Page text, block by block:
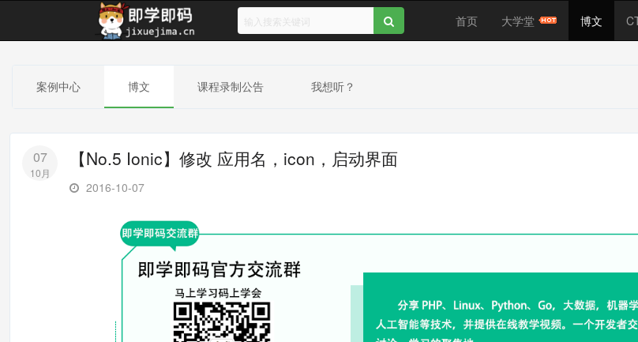
首页 大学堂 博文
案例中心 博文 课程录制公告 我想听？
07
10月
【No.5 Ionic】修改 应用名，icon，启动界面
2016-10-07